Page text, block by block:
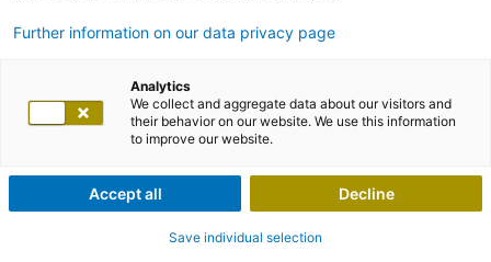
Further information on our data privacy page
Analytics
We collect and aggregate data about our visitors and
their behavior on our website. We use this information
to improve our website.
Accept all Decline
Save individual selection